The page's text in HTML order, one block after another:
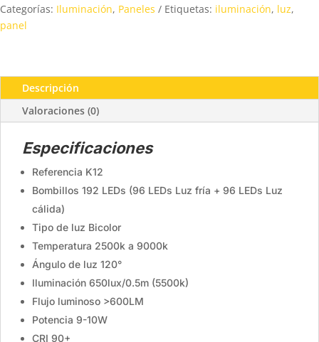
Categorías: Iluminación, Paneles Etiquetas: iluminación, luz,
panel
Descripción
Valoraciones (0)
Especificaciones
Referencia K12
Bombillos 192 LEDs (96 LEDs Luz fría + 96 LEDs Luz
cálida)
Tipo de luz Bicolor
Temperatura 2500k a 9000k
Ángulo de luz 120°
Iluminación 650lux/0.5m (5500k)
Flujo luminoso >600LM
Potencia 9-10W
CRI 90+